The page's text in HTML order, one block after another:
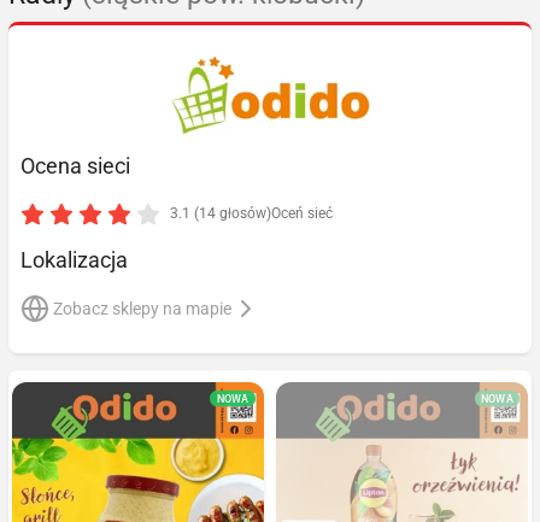
Ocena sieci
3.1 (14 głosów)Oceń sieć
Lokalizacja
Zobacz sklepy na mapie
NOWA NOWA